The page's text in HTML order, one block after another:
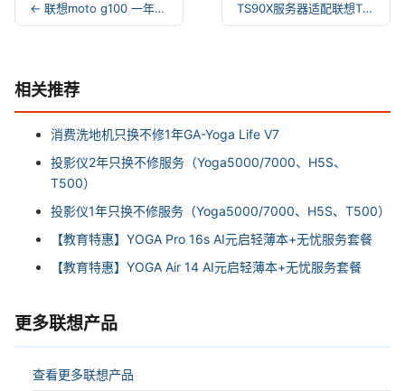
← 联想moto g100 一年屏碎保服务 TS90X服务器适配联想T24A-20 →
相关推荐
消费洗地机只换不修1年GA-Yoga Life V7
投影仪2年只换不修服务（Yoga5000/7000、H5S、
T500）
投影仪1年只换不修服务（Yoga5000/7000、H5S、T500）
【教育特惠】YOGA Pro 16s AI元启轻薄本+无忧服务套餐
【教育特惠】YOGA Air 14 AI元启轻薄本+无忧服务套餐
更多联想产品
查看更多联想产品